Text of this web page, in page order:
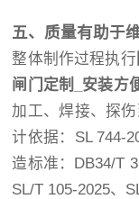
五、质量有助于
整体制作过程执行
闸门定制_安装方
加工、焊接、探
计依据：SL 744-
造标准：DB34/T
SL/T 105-2025、